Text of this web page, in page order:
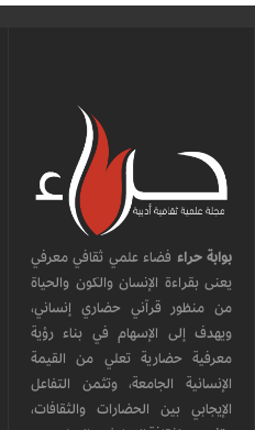
بوابة حراء فضاء علمي ثقافي معرفي
يعنى بقراءة الإنسان والكون والحياة
من منظور قرآني حضاري إنساني،
ويهدف إلى الإسهام في بناء رؤية
معرفية حضارية تعلي من القيمة
الإنسانية الجامعة، وتثمن التفاعل
الإيجابي بين الحضارات والثقافات،